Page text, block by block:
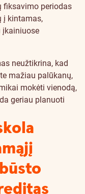
fiksavimo periodas
į kintamas,
įkainiuose
neužtikrina, kad
mažiau palūkanų,
mokėti vienodą,
geriau planuoti